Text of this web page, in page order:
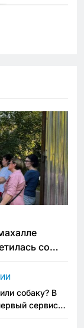
со
собаку? В
сервис